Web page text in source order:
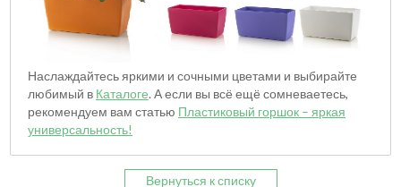
Наслаждайтесь яркими и сочными цветами и выбирайте
любимый в Каталоге. А если вы всё ещё сомневаетесь,
рекомендуем вам статью Пластиковый горшок – яркая
универсальность!
Вернуться к списку